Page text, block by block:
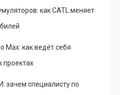
как CATL меняет
Max: как ведёт себя
проектах
зачем специалисту по